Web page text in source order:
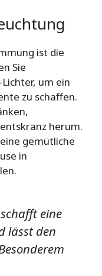
ist die
Sie
um ein
zu schaffen.
herum.
gemütliche
in
eine
lässt den